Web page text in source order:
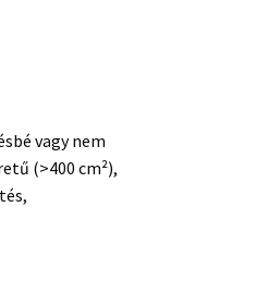
vagy nem
(>400 cm²),